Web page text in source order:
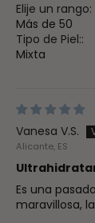
Elije un rango:
Más de 50
Tipo de Piel::
Mixta
Vanesa V.S.
Alicante, ES
Es una
maravillosa,